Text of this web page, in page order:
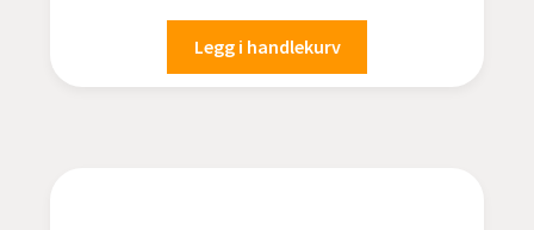
Legg i handlekurv